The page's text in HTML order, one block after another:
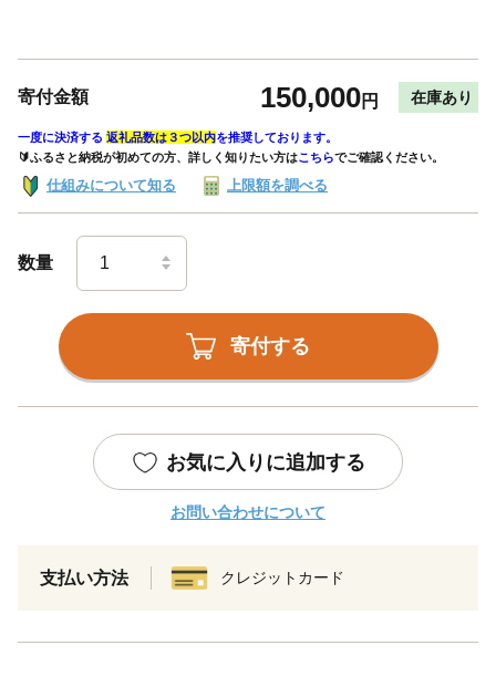
寄付金額 150,000円 在庫あり
一度に決済する 返礼品数は３つ以内を推奨しております。
🔰ふるさと納税が初めての方、詳しく知りたい方はこちらでご確認ください。
仕組みについて知る 上限額を調べる
数量
寄付する
お気に入りに追加する
お問い合わせについて
支払い方法 クレジットカード